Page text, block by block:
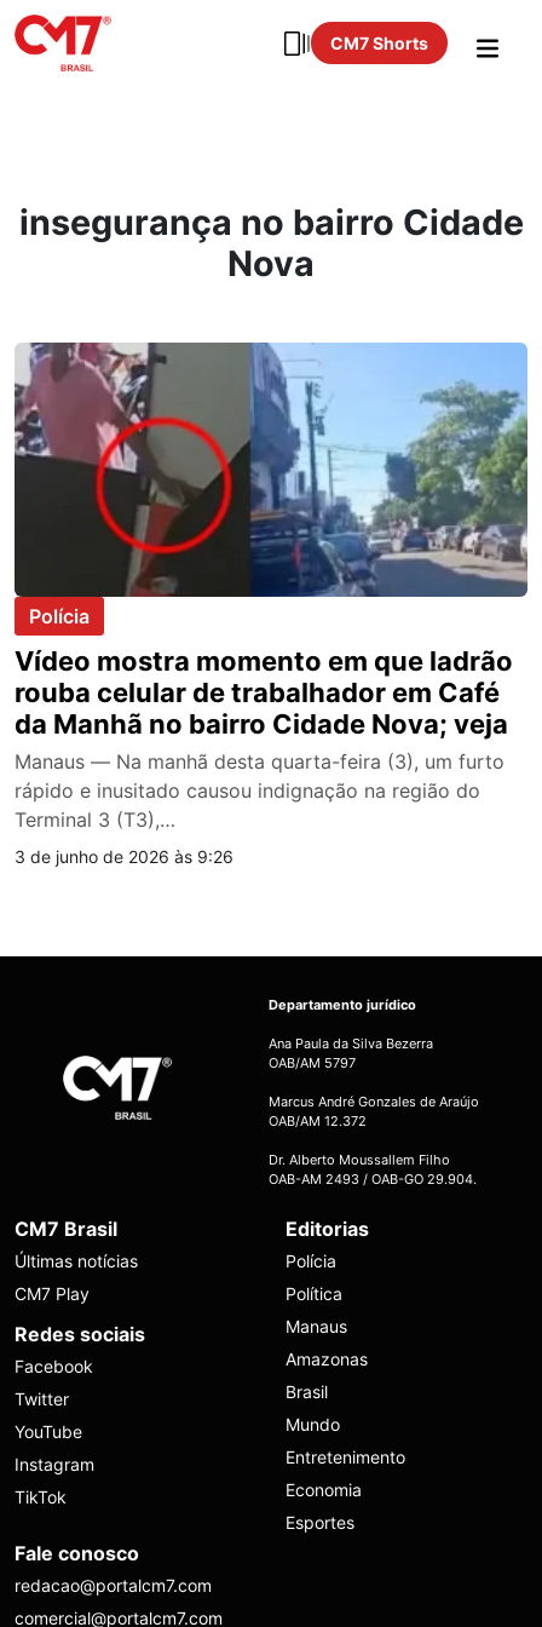
CM7 Shorts
insegurança no bairro Cidade
Nova
Polícia
Vídeo mostra momento em que ladrão
rouba celular de trabalhador em Café
da Manhã no bairro Cidade Nova; veja
Manaus — Na manhã desta quarta-feira (3), um furto
rápido e inusitado causou indignação na região do
Terminal 3 (T3),…
3 de junho de 2026 às 9:26
Departamento jurídico
Ana Paula da Silva Bezerra
OAB/AM 5797
Marcus André Gonzales de Araújo
OAB/AM 12.372
Dr. Alberto Moussallem Filho
OAB-AM 2493 / OAB-GO 29.904.
CM7 Brasil
Últimas notícias
CM7 Play
Redes sociais
Facebook
Twitter
YouTube
Instagram
TikTok
Editorias
Polícia
Política
Manaus
Amazonas
Brasil
Mundo
Entretenimento
Economia
Esportes
Fale conosco
redacao@portalcm7.com
comercial@portalcm7.com